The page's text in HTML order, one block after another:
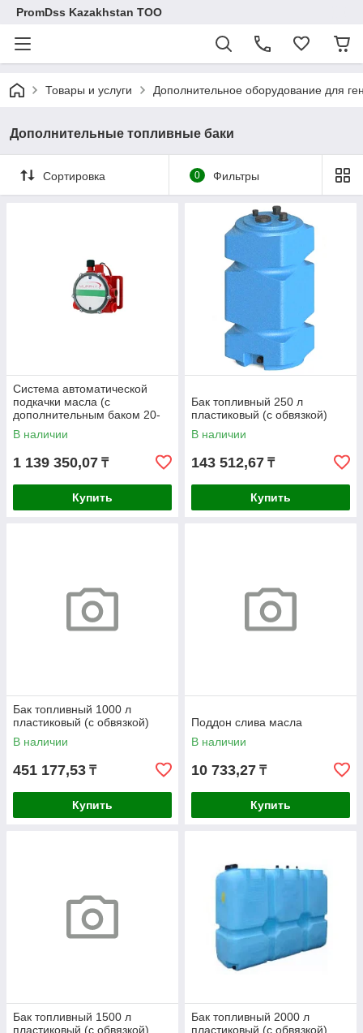
PromDss Kazakhstan TOO
Товары и услуги Дополнительное оборудование для
Дополнительные топливные баки
Сортировка 0 Фильтры
Система автоматической
подкачки масла (с
дополнительным баком 20-
50 л)
В наличии
1 139 350,07 ₸
Купить
Бак топливный 250 л
пластиковый (с обвязкой)
В наличии
143 512,67 ₸
Купить
Бак топливный 1000 л
пластиковый (с обвязкой)
В наличии
451 177,53 ₸
Купить
Поддон слива масла
В наличии
10 733,27 ₸
Купить
Бак топливный 1500 л
пластиковый (с обвязкой)
Бак топливный 2000 л
пластиковый (с обвязкой)